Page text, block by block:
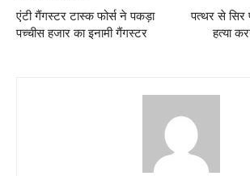
एंटी गैंगस्टर टास्क फोर्स ने पकड़ा
पच्चीस हजार का इनामी गैंगस्टर
पत्थर से सिर
हत्या